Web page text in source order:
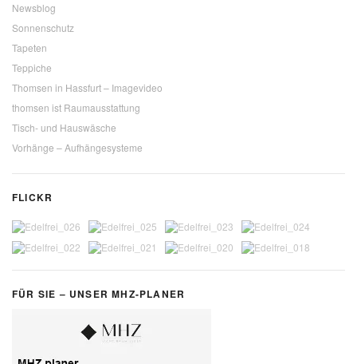
Newsblog
Sonnenschutz
Tapeten
Teppiche
Thomsen in Hassfurt – Imagevideo
thomsen ist Raumausstattung
Tisch- und Hauswäsche
Vorhänge – Aufhängesysteme
FLICKR
FÜR SIE – UNSER MHZ-PLANER